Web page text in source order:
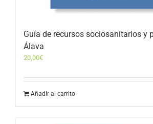
Guía de recursos sociosanitarios y
Álava
20,00€
Añadir al carrito